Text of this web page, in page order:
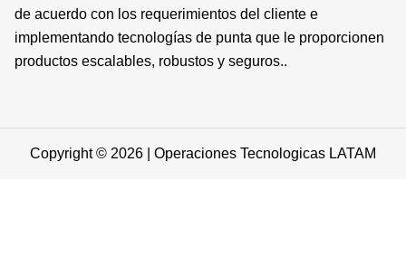
de acuerdo con los requerimientos del cliente e
implementando tecnologías de punta que le proporcionen
productos escalables, robustos y seguros..
Copyright © 2026 | Operaciones Tecnologicas LATAM